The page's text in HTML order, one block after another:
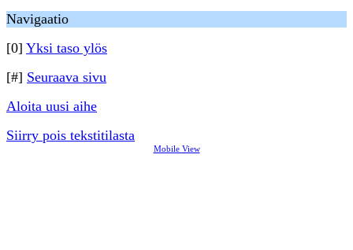
Navigaatio
[0] Yksi taso ylös
[#] Seuraava sivu
Aloita uusi aihe
Siirry pois tekstitilasta
Mobile View